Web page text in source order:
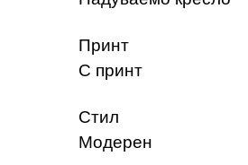
Принт
С принт
Стил
Модерен